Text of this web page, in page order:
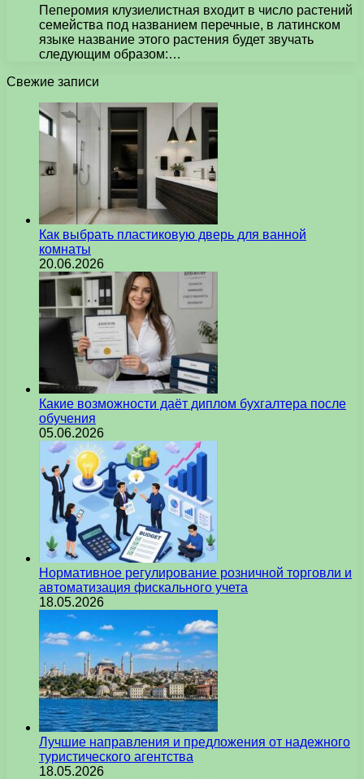
Пеперомия клузиелистная входит в число растений
семейства под названием перечные, в латинском
языке название этого растения будет звучать
следующим образом:…
Свежие записи
Как выбрать пластиковую дверь для ванной
комнаты
20.06.2026
Какие возможности даёт диплом бухгалтера после
обучения
05.06.2026
Нормативное регулирование розничной торговли и
автоматизация фискального учета
18.05.2026
Лучшие направления и предложения от надежного
туристического агентства
18.05.2026